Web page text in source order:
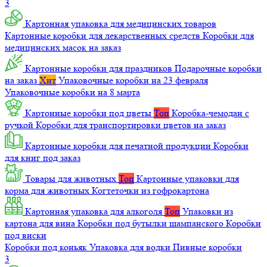
3
Картонная упаковка для медицинских товаров
Картонные коробки для лекарственных средств Коробки для
медицинских масок на заказ
Картонные коробки для праздников Подарочные коробки
на заказ Хит Упаковочные коробки на 23 февраля
Упаковочные коробки на 8 марта
Картонные коробки под цветы Топ Коробка-чемодан с
ручкой Коробки для транспортировки цветов на заказ
Картонные коробки для печатной продукции Коробки
для книг под заказ
Товары для животных Топ Картонные упаковки для
корма для животных Когтеточки из гофрокартона
Картонная упаковка для алкоголя Топ Упаковки из
картона для вина Коробки под бутылки шампанского Коробки
под виски
Коробки под коньяк Упаковка для водки Пивные коробки
3